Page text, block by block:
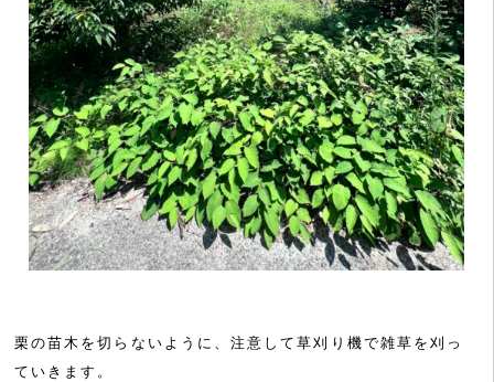
栗の苗木を切らないように、注意して草刈り機で雑草を刈っ
ていきます。